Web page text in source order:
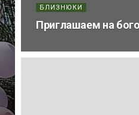
БЛИЗНЮКИ
Приглашаем на